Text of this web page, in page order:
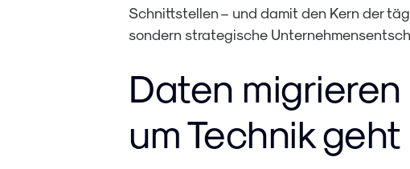
Schnittstellen – und damit den Kern der
sondern strategische
Daten
um Technik geht